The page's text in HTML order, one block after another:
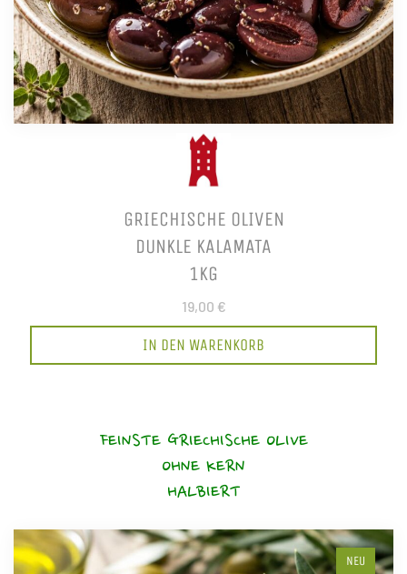
GRIECHISCHE OLIVEN
DUNKLE KALAMATA
1KG
19,00 €
IN DEN WARENKORB
FEINSTE GRIECHISCHE OLIVE
OHNE KERN
HALBIERT
NEU